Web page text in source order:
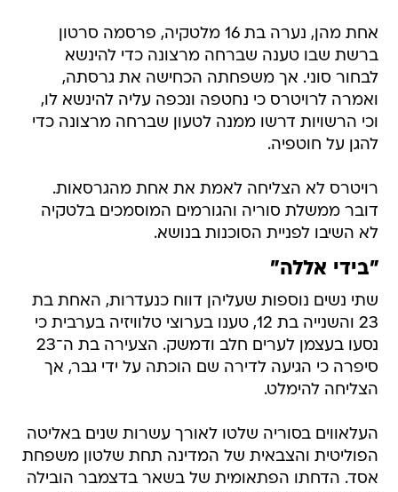
אחת מהן, נערה בת 16 מלטקיה, פרסמה סרטון
ברשת שבו טענה שברחה מרצונה כדי להינשא
לבחור סוני. אך משפחתה הכחישה את גרסתה,
ואמרה לרויטרס כי נחטפה ונכפה עליה להינשא לו,
וכי הרשויות דרשו ממנה לטעון שברחה מרצונה כדי
להגן על חוטפיה.
רויטרס לא הצליחה לאמת את אחת מהגרסאות.
דובר ממשלת סוריה והגורמים המוסמכים בלטקיה
לא השיבו לפניית הסוכנות בנושא.
"בידי אללה"
שתי נשים נוספות שעליהן דווח כנעדרות, האחת בת
23 והשנייה בת 12, טענו בערוצי טלוויזיה בערבית כי
נסעו בעצמן לערים חלב ודמשק. הצעירה בת ה־23
סיפרה כי הגיעה לדירה שם הוכתה על ידי גבר, אך
הצליחה להימלט.
העלאווים בסוריה שלטו לאורך עשרות שנים באליטה
הפוליטית והצבאית של המדינה תחת שלטון משפחת
אסד. הדחתו הפתאומית של בשאר בדצמבר הובילה